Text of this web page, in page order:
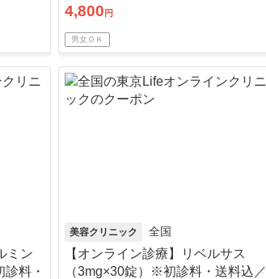
4,800 円
男女ＯＫ
ミン
料・
美容クリニック 全国
【オンライン診療】リベルサス
（3mg×30錠）※初診料・送料込／